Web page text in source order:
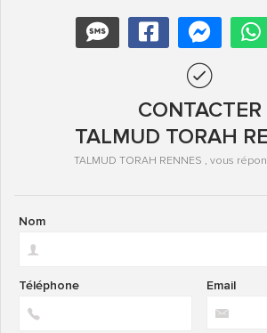
CONTACTER
TALMUD TORAH
TALMUD TORAH RENNES , vous
Nom
Email
Téléphone